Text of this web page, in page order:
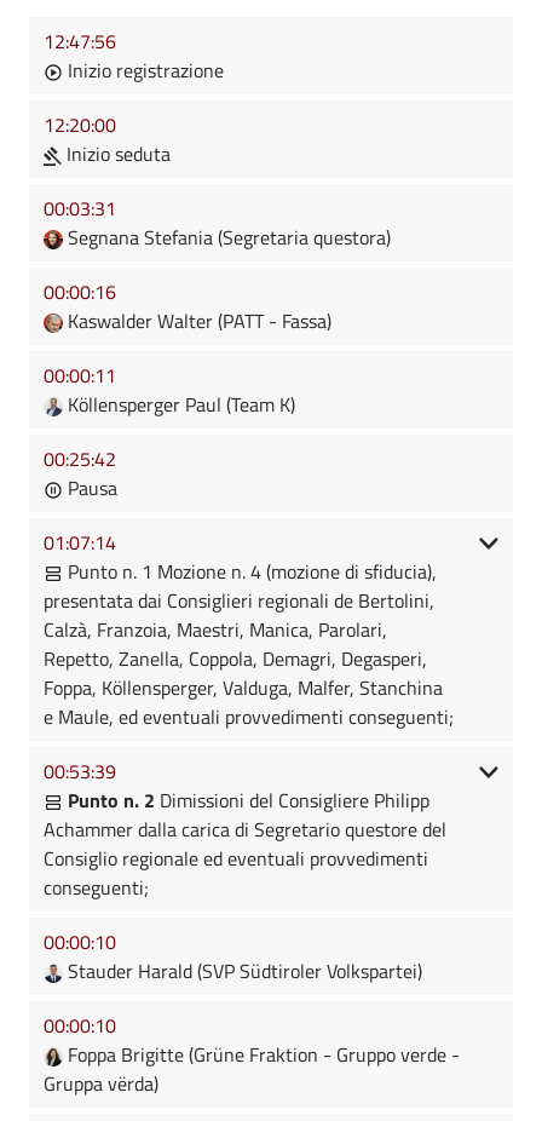
12:47:56
Inizio registrazione
12:20:00
Inizio seduta
00:03:31
Segnana Stefania (Segretaria questora)
00:00:16
Kaswalder Walter (PATT - Fassa)
00:00:11
Köllensperger Paul (Team K)
00:25:42
Pausa
01:07:14
Punto n. 1 Mozione n. 4 (mozione di sfiducia),
presentata dai Consiglieri regionali de Bertolini,
Calzà, Franzoia, Maestri, Manica, Parolari,
Repetto, Zanella, Coppola, Demagri, Degasperi,
Foppa, Köllensperger, Valduga, Malfer, Stanchina
e Maule, ed eventuali provvedimenti conseguenti;
00:53:39
Punto n. 2 Dimissioni del Consigliere Philipp
Achammer dalla carica di Segretario questore del
Consiglio regionale ed eventuali provvedimenti
conseguenti;
00:00:10
Stauder Harald (SVP Südtiroler Volkspartei)
00:00:10
Foppa Brigitte (Grüne Fraktion - Gruppo verde -
Gruppa vërda)